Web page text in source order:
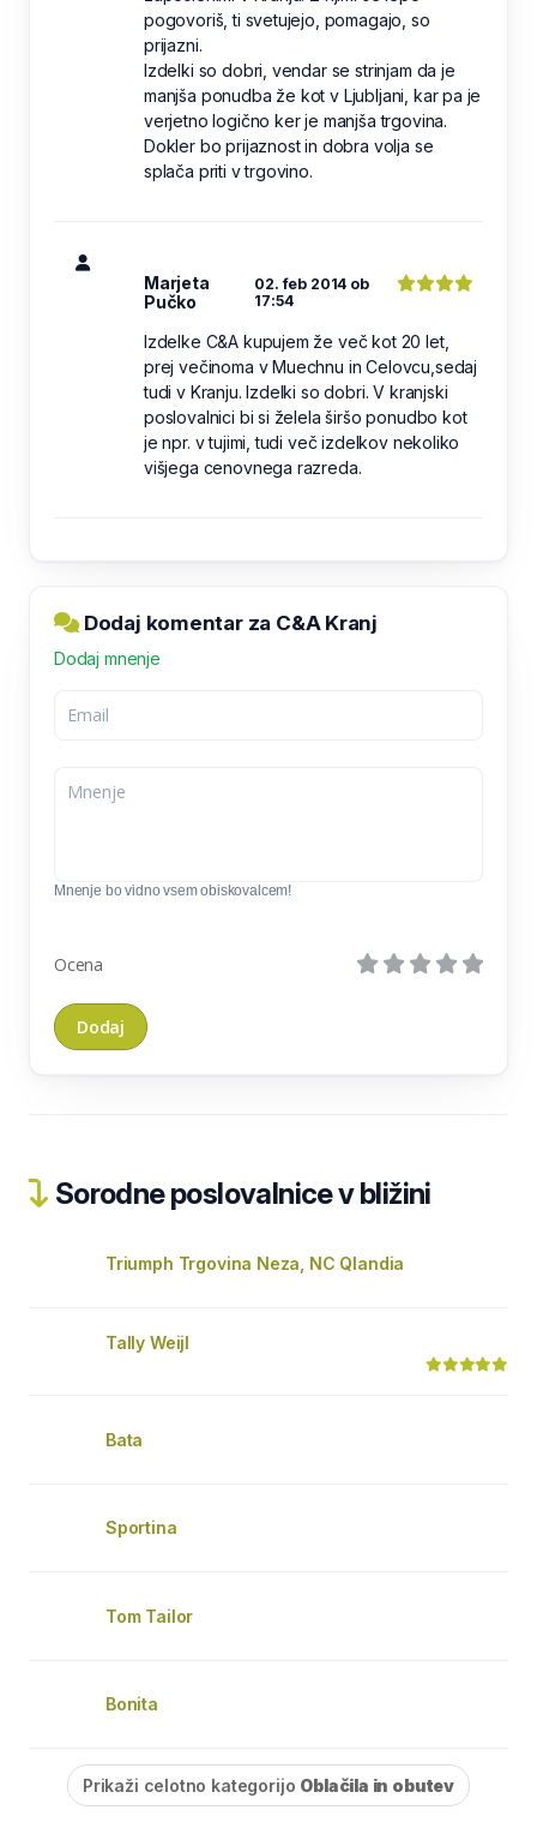
pogovoriš, ti svetujejo, pomagajo, so
prijazni.
Izdelki so dobri, vendar se strinjam da je
manjša ponudba že kot v Ljubljani, kar pa je
verjetno logično ker je manjša trgovina.
Dokler bo prijaznost in dobra volja se
splača priti v trgovino.
Marjeta
Pučko
02. feb 2014 ob
17:54
Izdelke C&A kupujem že več kot 20 let,
prej večinoma v Muechnu in Celovcu,sedaj
tudi v Kranju. Izdelki so dobri. V kranjski
poslovalnici bi si želela širšo ponudbo kot
je npr. v tujimi, tudi več izdelkov nekoliko
višjega cenovnega razreda.
Dodaj komentar za C&A Kranj
Dodaj mnenje
Mnenje bo vidno vsem obiskovalcem!
Ocena
Sorodne poslovalnice v bližini
Triumph Trgovina Neza, NC Qlandia
Tally Weijl
Bata
Sportina
Tom Tailor
Bonita
Prikaži celotno kategorijo Oblačila in obutev